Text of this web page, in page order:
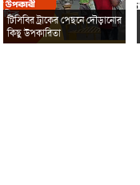
টিসিবির ট্রাকের পেছনে দৌড়ানোর
কিছু উপকারিতা